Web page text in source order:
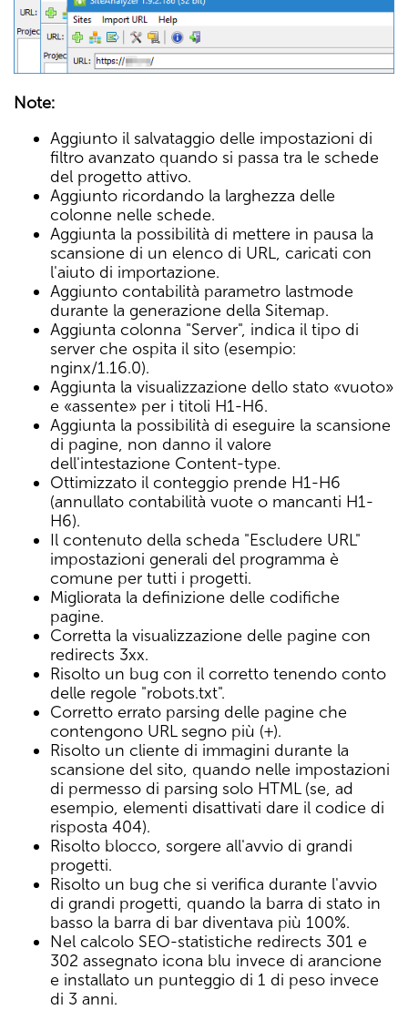
Note:
Aggiunto il salvataggio delle impostazioni di
filtro avanzato quando si passa tra le schede
del progetto attivo.
Aggiunto ricordando la larghezza delle
colonne nelle schede.
Aggiunta la possibilità di mettere in pausa la
scansione di un elenco di URL, caricati con
l'aiuto di importazione.
Aggiunto contabilità parametro lastmode
durante la generazione della Sitemap.
Aggiunta colonna "Server", indica il tipo di
server che ospita il sito (esempio:
nginx/1.16.0).
Aggiunta la visualizzazione dello stato «vuoto»
e «assente» per i titoli H1-H6.
Aggiunta la possibilità di eseguire la scansione
di pagine, non danno il valore
dell'intestazione Content-type.
Ottimizzato il conteggio prende H1-H6
(annullato contabilità vuote o mancanti H1-
H6).
Il contenuto della scheda "Escludere URL"
impostazioni generali del programma è
comune per tutti i progetti.
Migliorata la definizione delle codifiche
pagine.
Corretta la visualizzazione delle pagine con
redirects 3xx.
Risolto un bug con il corretto tenendo conto
delle regole "robots.txt".
Corretto errato parsing delle pagine che
contengono URL segno più (+).
Risolto un cliente di immagini durante la
scansione del sito, quando nelle impostazioni
di permesso di parsing solo HTML (se, ad
esempio, elementi disattivati dare il codice di
risposta 404).
Risolto blocco, sorgere all'avvio di grandi
progetti.
Risolto un bug che si verifica durante l'avvio
di grandi progetti, quando la barra di stato in
basso la barra di bar diventava più 100%.
Nel calcolo SEO-statistiche redirects 301 e
302 assegnato icona blu invece di arancione
e installato un punteggio di 1 di peso invece
di 3 anni.